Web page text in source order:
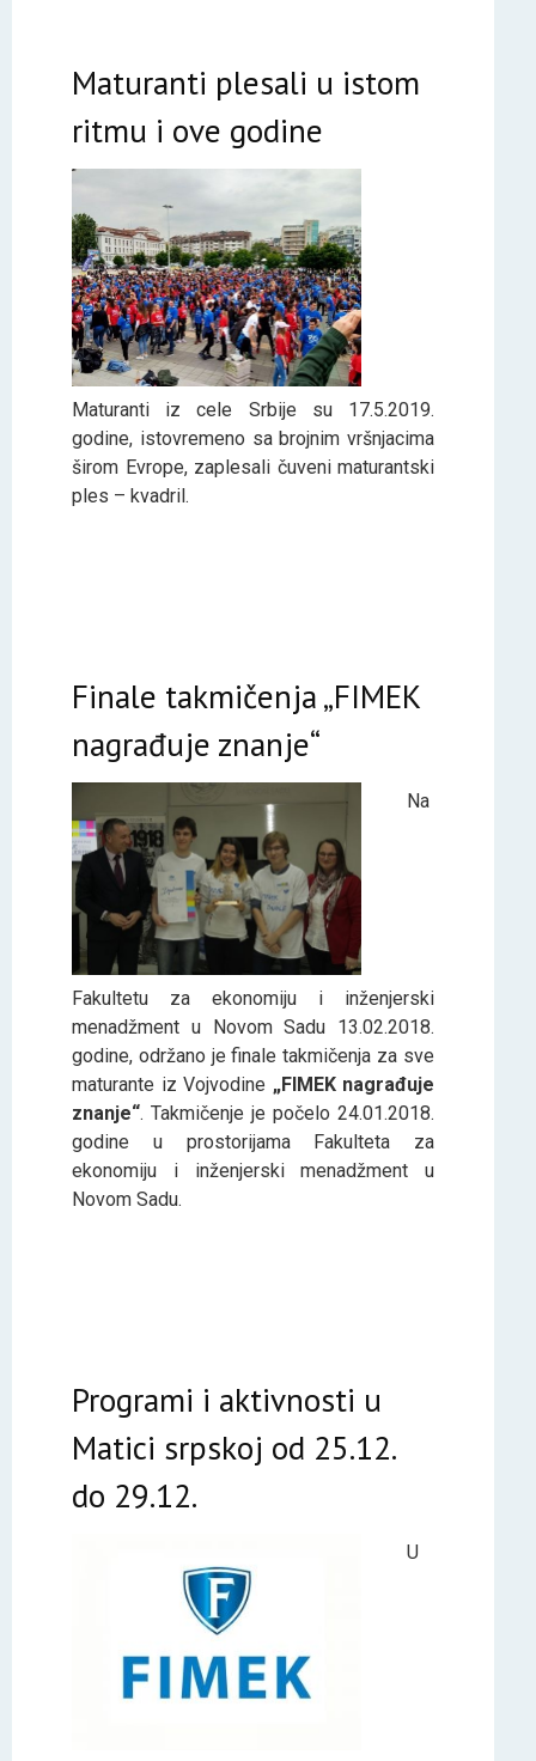
Maturanti plesali u istom
ritmu i ove godine
Maturanti iz cele Srbije su 17.5.2019.
godine, istovremeno sa brojnim vršnjacima
širom Evrope, zaplesali čuveni maturantski
ples – kvadril.
Finale takmičenja „FIMEK
nagrađuje znanje“
Na
Fakultetu za ekonomiju i inženjerski
menadžment u Novom Sadu 13.02.2018.
godine, održano je finale takmičenja za sve
maturante iz Vojvodine „FIMEK nagrađuje
znanje“. Takmičenje je počelo 24.01.2018.
godine u prostorijama Fakulteta za
ekonomiju i inženjerski menadžment u
Novom Sadu.
Programi i aktivnosti u
Matici srpskoj od 25.12.
do 29.12.
U